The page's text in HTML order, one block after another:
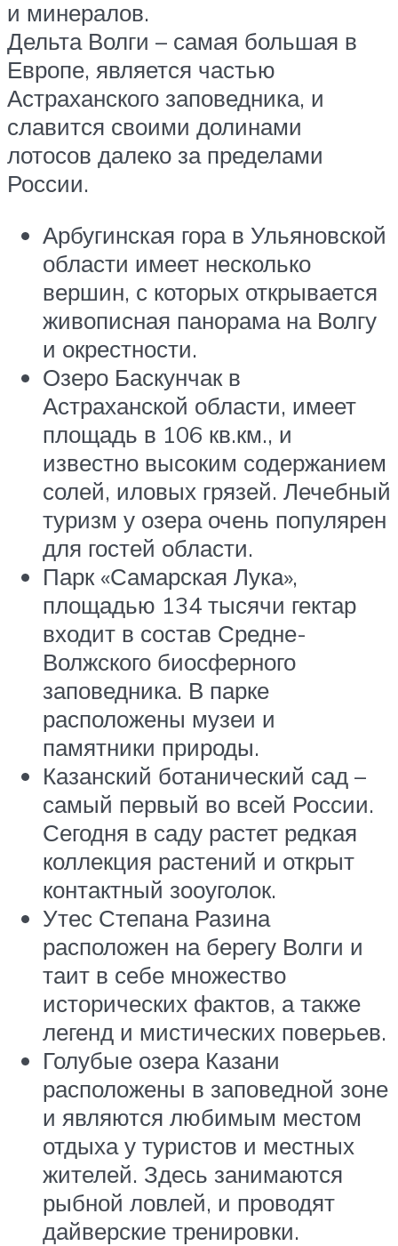
и минералов.
Дельта Волги – самая большая в
Европе, является частью
Астраханского заповедника, и
славится своими долинами
лотосов далеко за пределами
России.
Арбугинская гора в Ульяновской
области имеет несколько
вершин, с которых открывается
живописная панорама на Волгу
и окрестности.
Озеро Баскунчак в
Астраханской области, имеет
площадь в 106 кв.км., и
известно высоким содержанием
солей, иловых грязей. Лечебный
туризм у озера очень популярен
для гостей области.
Парк «Самарская Лука»,
площадью 134 тысячи гектар
входит в состав Средне-
Волжского биосферного
заповедника. В парке
расположены музеи и
памятники природы.
Казанский ботанический сад –
самый первый во всей России.
Сегодня в саду растет редкая
коллекция растений и открыт
контактный зооуголок.
Утес Степана Разина
расположен на берегу Волги и
таит в себе множество
исторических фактов, а также
легенд и мистических поверьев.
Голубые озера Казани
расположены в заповедной зоне
и являются любимым местом
отдыха у туристов и местных
жителей. Здесь занимаются
рыбной ловлей, и проводят
дайверские тренировки.